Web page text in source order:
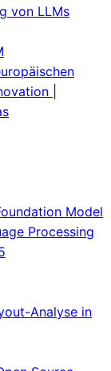
von LLMs
|
Model
Processing
Analyse in